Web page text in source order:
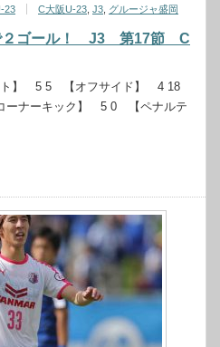
23 C大阪U-23 J3 グルージャ盛岡
２ゴール！ J3 第17節 C
ト】 5 5 【オフサイド】 4 18
ーナーキック】 5 0 【ペナルテ